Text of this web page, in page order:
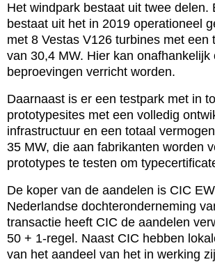
Het windpark bestaat uit twee delen.
bestaat uit het in 2019 operationeel
met 8 Vestas V126 turbines met een
van 30,4 MW. Hier kan onafhankelijk
beproevingen verricht worden.
Daarnaast is er een testpark met in
prototypesites met een volledig
infrastructuur en een totaal
35 MW, die aan fabrikanten worden
prototypes te testen om
De koper van de aandelen is CIC
Nederlandse dochteronderneming
transactie heeft CIC de aandelen
50 + 1-regel. Naast CIC hebben
van het aandeel van het in werking